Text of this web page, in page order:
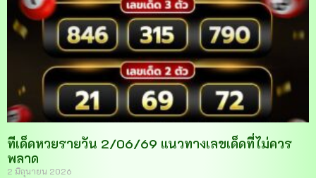
ทีเด็ดหวยรายวัน 2/06/69 แนวทางเลขเด็ดที่ไม่ควร
พลาด
2 มิถุนายน 2026